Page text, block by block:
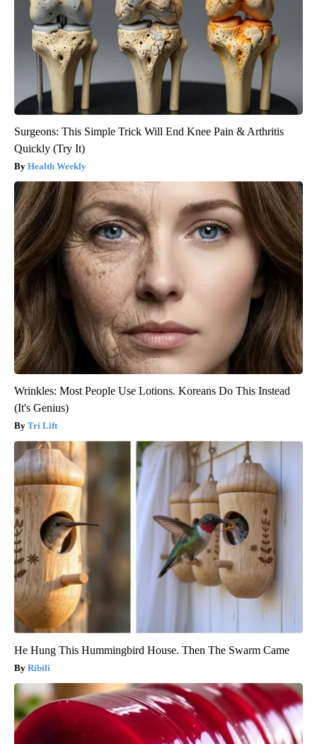
Surgeons: This Simple Trick Will End Knee Pain & Arthritis
Quickly (Try It)
Health Weekly
Wrinkles: Most People Use Lotions. Koreans Do This Instead
(It's Genius)
Tri Lift
He Hung This Hummingbird House. Then The Swarm Came
Ribili